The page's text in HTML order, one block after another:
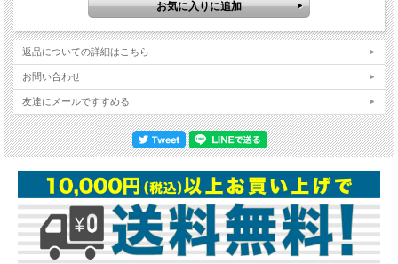
返品についての詳細はこちら
お問い合わせ
友達にメールですすめる